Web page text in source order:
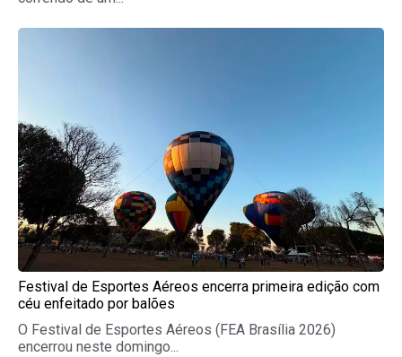
Festival de Esportes Aéreos encerra primeira edição com
céu enfeitado por balões
O Festival de Esportes Aéreos (FEA Brasília 2026)
encerrou neste domingo...